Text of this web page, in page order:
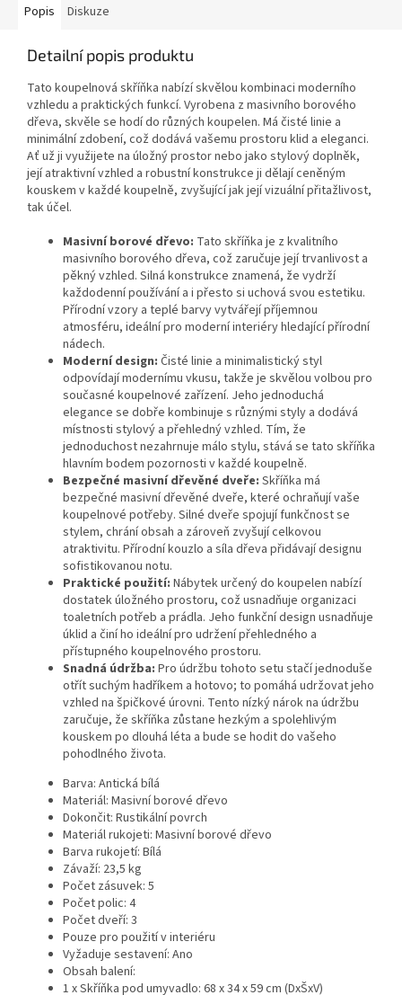
Popis Diskuze
Detailní popis produktu
Tato koupelnová skříňka nabízí skvělou kombinaci moderního
vzhledu a praktických funkcí. Vyrobena z masivního borového
dřeva, skvěle se hodí do různých koupelen. Má čisté linie a
minimální zdobení, což dodává vašemu prostoru klid a eleganci.
Ať už ji využijete na úložný prostor nebo jako stylový doplněk,
její atraktivní vzhled a robustní konstrukce ji dělají ceněným
kouskem v každé koupelně, zvyšující jak její vizuální přitažlivost,
tak účel.
Masivní borové dřevo: Tato skříňka je z kvalitního
masivního borového dřeva, což zaručuje její trvanlivost a
pěkný vzhled. Silná konstrukce znamená, že vydrží
každodenní používání a i přesto si uchová svou estetiku.
Přírodní vzory a teplé barvy vytvářejí příjemnou
atmosféru, ideální pro moderní interiéry hledající přírodní
nádech.
Moderní design: Čisté linie a minimalistický styl
odpovídají modernímu vkusu, takže je skvělou volbou pro
současné koupelnové zařízení. Jeho jednoduchá
elegance se dobře kombinuje s různými styly a dodává
místnosti stylový a přehledný vzhled. Tím, že
jednoduchost nezahrnuje málo stylu, stává se tato skříňka
hlavním bodem pozornosti v každé koupelně.
Bezpečné masivní dřevěné dveře: Skříňka má
bezpečné masivní dřevěné dveře, které ochraňují vaše
koupelnové potřeby. Silné dveře spojují funkčnost se
stylem, chrání obsah a zároveň zvyšují celkovou
atraktivitu. Přírodní kouzlo a síla dřeva přidávají designu
sofistikovanou notu.
Praktické použití: Nábytek určený do koupelen nabízí
dostatek úložného prostoru, což usnadňuje organizaci
toaletních potřeb a prádla. Jeho funkční design usnadňuje
úklid a činí ho ideální pro udržení přehledného a
přístupného koupelnového prostoru.
Snadná údržba: Pro údržbu tohoto setu stačí jednoduše
otřít suchým hadříkem a hotovo; to pomáhá udržovat jeho
vzhled na špičkové úrovni. Tento nízký nárok na údržbu
zaručuje, že skříňka zůstane hezkým a spolehlivým
kouskem po dlouhá léta a bude se hodit do vašeho
pohodlného života.
Barva: Antická bílá
Materiál: Masivní borové dřevo
Dokončit: Rustikální povrch
Materiál rukojeti: Masivní borové dřevo
Barva rukojetí: Bílá
Závaží: 23,5 kg
Počet zásuvek: 5
Počet polic: 4
Počet dveří: 3
Pouze pro použití v interiéru
Vyžaduje sestavení: Ano
Obsah balení:
1 x Skříňka pod umyvadlo: 68 x 34 x 59 cm (DxŠxV)